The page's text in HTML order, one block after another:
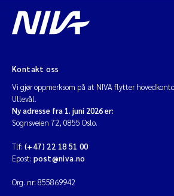
Kontakt oss
Vi gjør oppmerksom på at NIVA flytter
Ullevål.
Ny adresse fra 1. juni 2026 er:
Sognsveien 72, 0855 Oslo.
Tlf: (+47) 22 18 51 00
Epost: post@niva.no
Org. nr: 855869942